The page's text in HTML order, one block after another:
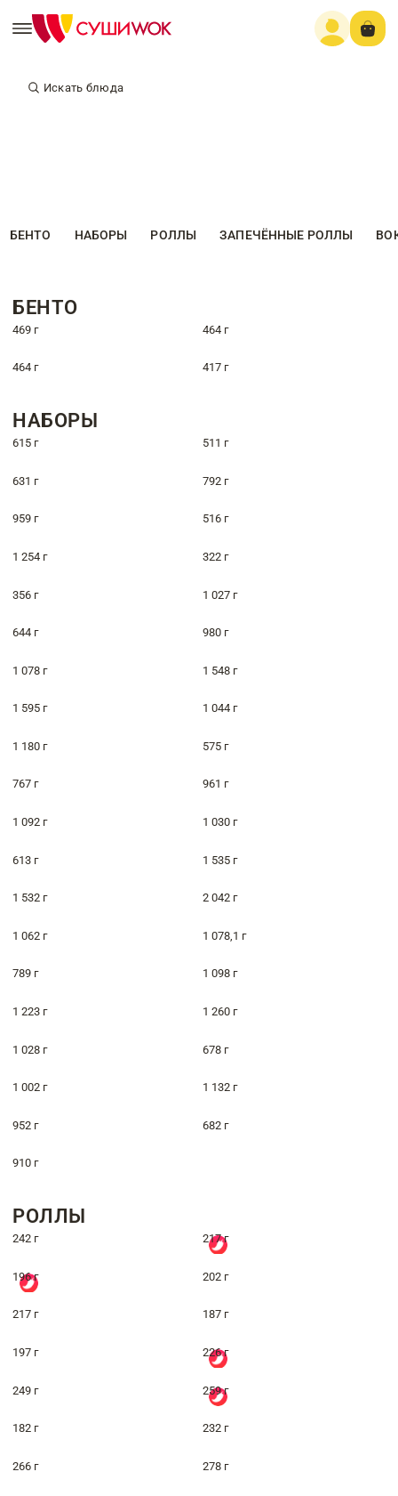
Искать блюда
БЕНТО НАБОРЫ РОЛЛЫ ЗАПЕЧЁННЫЕ РОЛЛЫ
БЕНТО
469 г 464 г
464 г 417 г
НАБОРЫ
615 г 511 г
631 г 792 г
959 г 516 г
1 254 г 322 г
356 г 1 027 г
644 г 980 г
1 078 г 1 548 г
1 595 г 1 044 г
1 180 г 575 г
767 г 961 г
1 092 г 1 030 г
613 г 1 535 г
1 532 г 2 042 г
1 062 г 1 078,1 г
789 г 1 098 г
1 223 г 1 260 г
1 028 г 678 г
1 002 г 1 132 г
952 г 682 г
910 г
РОЛЛЫ
242 г 217 г
196 г 202 г
217 г 187 г
197 г 226 г
249 г 259 г
182 г 232 г
266 г 278 г